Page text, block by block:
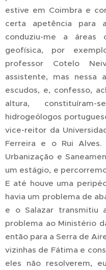
estive em Coimbra e
certa apetência para
conduziu-me a
geofísica, por
professor Cotelo
assistente, mas nessa
escudos, e, confesso,
altura,
hidrogeólogos
vice-reitor da
Ferreira e o Rui Alves.
Urbanização e
um estágio, e
E até houve uma
havia um problema de
e o Salazar transmitiu
problema ao Ministério
então para a Serra de
vizinhas de Fátima e
eles não resolverem,